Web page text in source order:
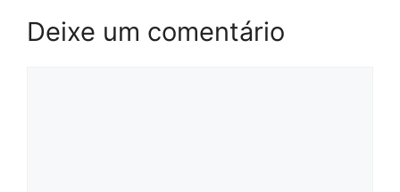
Deixe um comentário